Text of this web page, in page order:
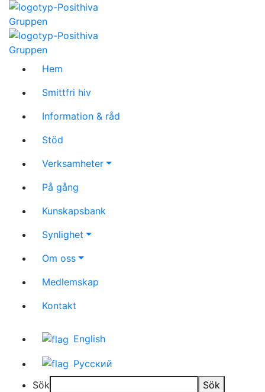
Hem
Smittfri hiv
Information & råd
Stöd
Verksamheter
På gång
Kunskapsbank
Synlighet
Om oss
Medlemskap
Kontakt
English
Русский
Sök
Sök